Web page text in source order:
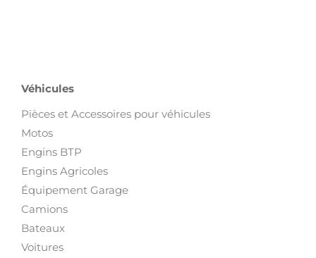
Véhicules
Pièces et Accessoires pour véhicules
Motos
Engins BTP
Engins Agricoles
Équipement Garage
Camions
Bateaux
Voitures